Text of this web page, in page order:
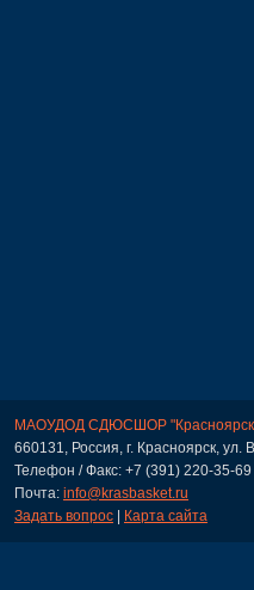
МАОУДОД СДЮСШОР
660131, Россия, г. Красноярск, ул.
Телефон / Факс: +7 (391) 220-35-69
Почта: info@krasbasket.ru
Задать вопрос | Карта сайта